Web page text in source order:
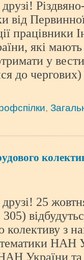
від
працівники
які мають
у
до
,
25
305)
колективу з
НАН
НАН України